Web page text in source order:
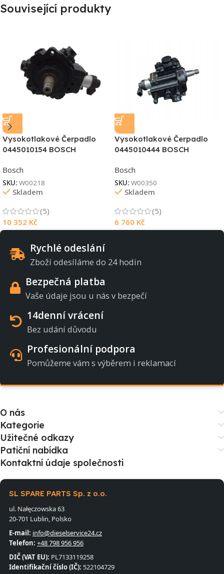
Související produkty
Vysokotlakové Čerpadlo
0445010154 BOSCH
Bosch
SKU: W00218
Skladem
(5)
10 352 Kč
Vysokotlakové Čerpadlo
0445010444 BOSCH
Bosch
SKU: W00350
Skladem
(5)
6 760 Kč
Rychlé odeslání
Zboží odesíláme do 24 hodin
Bezpečná platba
Vaše údaje jsou u nás v bezpečí
14denní vrácení
Bez udání důvodu
Profesionální podpora
Pomůžeme vám s výběrem i reklamací
O nás
Kategorie
Užitečné odkazy
Patiční nabídka
Kontaktní údaje společnosti
SL SPARE PARTS Sp. z o.o.
ul. Nałęczowska 63
20-701 Lublin, Polsko
E-mail: info@dieselservice24.cz
Telefon: +48 798 956 956
DIČ (VAT EU): PL7133119258
Identifikační číslo (IČ): 522104729